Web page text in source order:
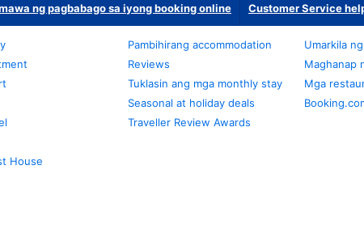
ng pagbabago sa iyong booking online Customer Service
House
Pambihirang accommodation
Reviews
Tuklasin ang mga monthly stay
Seasonal at holiday deals
Traveller Review Awards
Umarkila
Maghanap
Mga